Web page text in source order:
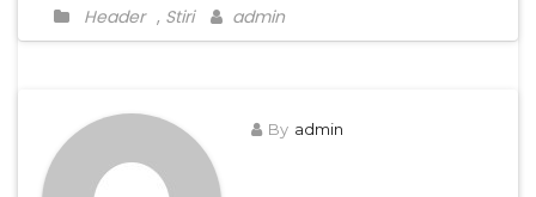
Header , Stiri admin
By admin